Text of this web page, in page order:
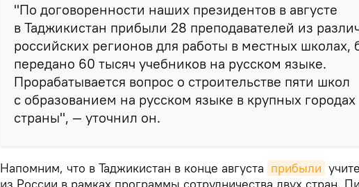
"По договоренности наших президентов в августе
в Таджикистан прибыли 28 преподавателей из
российских регионов для работы в местных школах,
передано 60 тысяч учебников на русском языке.
Прорабатывается вопрос о строительстве пяти школ
с образованием на русском языке в крупных городах
страны", — уточнил он.
Напомним, что в Таджикистан в конце августа прибыли